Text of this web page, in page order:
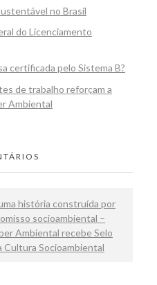
no Brasil
do Licenciamento
certificada pelo Sistema B?
de trabalho reforçam a
Ambiental
história construída por
socioambiental –
Ambiental recebe Selo
Cultura Socioambiental